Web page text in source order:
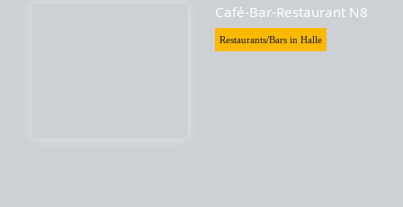
Café-Bar-Restaurant N8
Restaurants/Bars in Halle